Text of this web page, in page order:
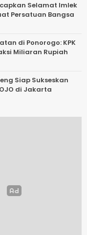
Selamat Imlek
Persatuan Bangsa
di Ponorogo: KPK
Miliaran Rupiah
Siap Sukseskan
di Jakarta